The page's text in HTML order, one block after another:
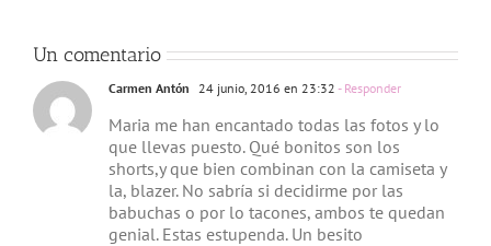
Un comentario
Carmen Antón 24 junio, 2016 en 23:32 - Responder
Maria me han encantado todas las fotos y lo
que llevas puesto. Qué bonitos son los
shorts,y que bien combinan con la camiseta y
la, blazer. No sabría si decidirme por las
babuchas o por lo tacones, ambos te quedan
genial. Estas estupenda. Un besito